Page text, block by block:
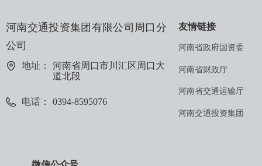
河南交通投资集团有限公司周口分
公司
地址：
河南省周口市川汇区周口大
道北段
电话： 0394-8595076
友情链接
河南省政府国资委
河南省财政厅
河南省交通运输厅
河南交通投资集团